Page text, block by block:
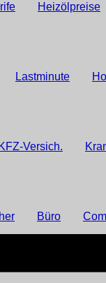
Heizölpreise
Lastminute
KFZ-Versich.
Büro